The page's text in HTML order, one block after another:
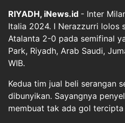
RIYADH, iNews.id - Inter
Italia 2024. I Nerazzurri lolos
Atalanta 2-0 pada semifinal
Park, Riyadh, Arab Saudi,
WIB.
Kedua tim jual beli serangan
dibunyikan. Sayangnya
membuat tak ada gol